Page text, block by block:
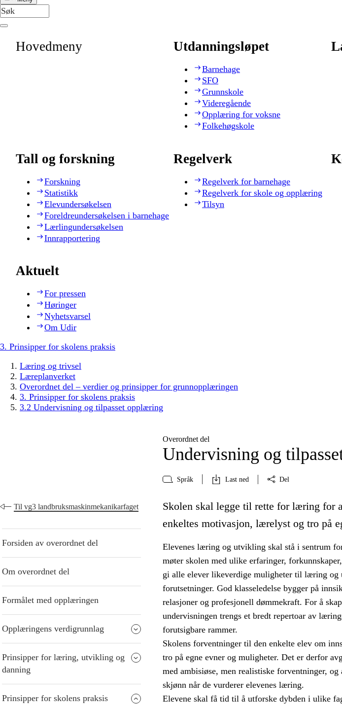
Hovedmeny Utdanningsløpet
Barnehage
SFO
Grunnskole
Videregående
Opplæring for voksne
Folkehøgskole
Tall og forskning
Forskning
Statistikk
Elevundersøkelsen
Foreldreundersøkelsen i barnehage
Lærlingundersøkelsen
Innrapportering
Regelverk
Regelverk for barnehage
Regelverk for skole og opplæring
Tilsyn
Aktuelt
For pressen
Høringer
Nyhetsvarsel
Om Udir
3. Prinsipper for skolens praksis
Læring og trivsel
Læreplanverket
Overordnet del – verdier og prinsipper for grunnopplæringen
3. Prinsipper for skolens praksis
3.2 Undervisning og tilpasset opplæring
Overordnet del
Undervisning og
Språk Last ned Del
Til vg3 landbruksmaskinmekanikarfaget
Forsiden av overordnet del
Om overordnet del
Formålet med opplæringen
Opplæringens verdigrunnlag
Prinsipper for læring, utvikling og
danning
Prinsipper for skolens praksis
Skolen skal legge til rette for læring for
enkeltes motivasjon, lærelyst og tro på
Elevenes læring og utvikling skal stå i sentrum
møter skolen med ulike erfaringer,
gi alle elever likeverdige muligheter til læring og
forutsetninger. God klasseledelse bygger på
relasjoner og profesjonell dømmekraft. For å
undervisningen trengs et bredt repertoar av
forutsigbare rammer.
Skolens forventninger til den enkelte elev om
tro på egne evner og muligheter. Det er derfor
med ambisiøse, men realistiske forventninger,
skjønn når de vurderer elevenes læring.
Elevene skal få tid til å utforske dybden i ulike